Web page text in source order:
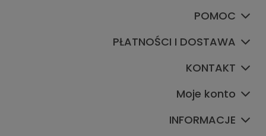
POMOC
PŁATNOŚCI I DOSTAWA
KONTAKT
Moje konto
INFORMACJE